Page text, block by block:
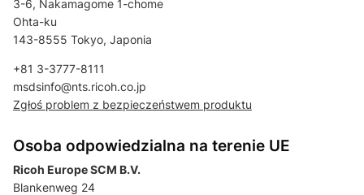
3-6, Nakamagome 1-chome
Ohta-ku
143-8555 Tokyo, Japonia
+81 3-3777-8111
msdsinfo@nts.ricoh.co.jp
Zgłoś problem z bezpieczeństwem produktu
Osoba odpowiedzialna na terenie UE
Ricoh Europe SCM B.V.
Blankenweg 24